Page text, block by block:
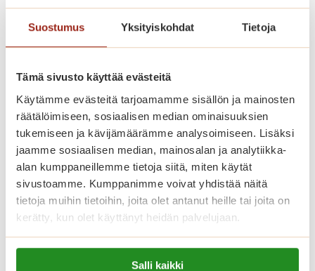
Suostumus Yksityiskohdat Tietoja
Tämä sivusto käyttää evästeitä
Käytämme evästeitä tarjoamamme sisällön ja mainosten
räätälöimiseen, sosiaalisen median ominaisuuksien
tukemiseen ja kävijämäärämme analysoimiseen. Lisäksi
jaamme sosiaalisen median, mainosalan ja analytiikka-
alan kumppaneillemme tietoja siitä, miten käytät
sivustoamme. Kumppanimme voivat yhdistää näitä
tietoja muihin tietoihin, joita olet antanut heille tai joita on
kerätty, kun olet käyttänyt heidän palvelujaan.
Lue lisää evästeistä:
https://sagacare.fi/evasteet/
Salli kaikki
kulttuuritoimintaa ikäihmisille.
Keskeisen sijaintinsa ansiosta
palvelutalosta on hyvät kulkuyhteydet
useaan suuntaan.
Saga Tammilinnassa on yhteensä 129
vuokrattavaa senioriasuntoa, yksiöitä
ja kaksioita kooltaan 36-56 m2
kahdeksassa kerroksessa. Palvelutalon
hyvin varustellut senioriasunnot on
toteutettu yksityisten Saga-
palvelutalojen korkeiden
laatukriteerien mukaisesti. Meillä asut